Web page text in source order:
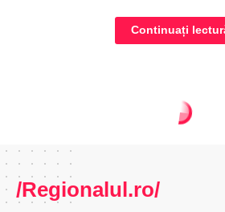
Ce declanșează alergiile de la sfârșitul
Principalele cauze ale acestor alergii
Polenul de la ierburi, copaci și flori
severe de alergie, cum ar fi strănut,
nasului, și congestie nazală.
Continuați
/Regionalul.ro/